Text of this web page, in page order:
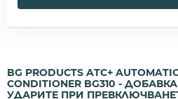
BG PRODUCTS ATC+
CONDITIONER BG310 -
УДАРИТЕ ПРИ